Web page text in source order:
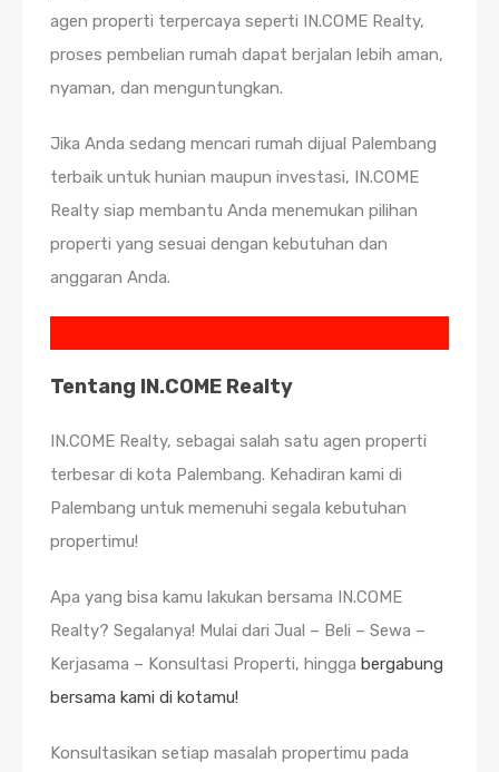
agen properti terpercaya seperti IN.COME Realty,
proses pembelian rumah dapat berjalan lebih aman,
nyaman, dan menguntungkan.
Jika Anda sedang mencari rumah dijual Palembang
terbaik untuk hunian maupun investasi, IN.COME
Realty siap membantu Anda menemukan pilihan
properti yang sesuai dengan kebutuhan dan
anggaran Anda.
Tentang IN.COME Realty
IN.COME Realty, sebagai salah satu agen properti
terbesar di kota Palembang. Kehadiran kami di
Palembang untuk memenuhi segala kebutuhan
propertimu!
Apa yang bisa kamu lakukan bersama IN.COME
Realty? Segalanya! Mulai dari Jual – Beli – Sewa –
Kerjasama – Konsultasi Properti, hingga bergabung
bersama kami di kotamu!
Konsultasikan setiap masalah propertimu pada